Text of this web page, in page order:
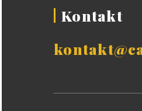
Kontakt